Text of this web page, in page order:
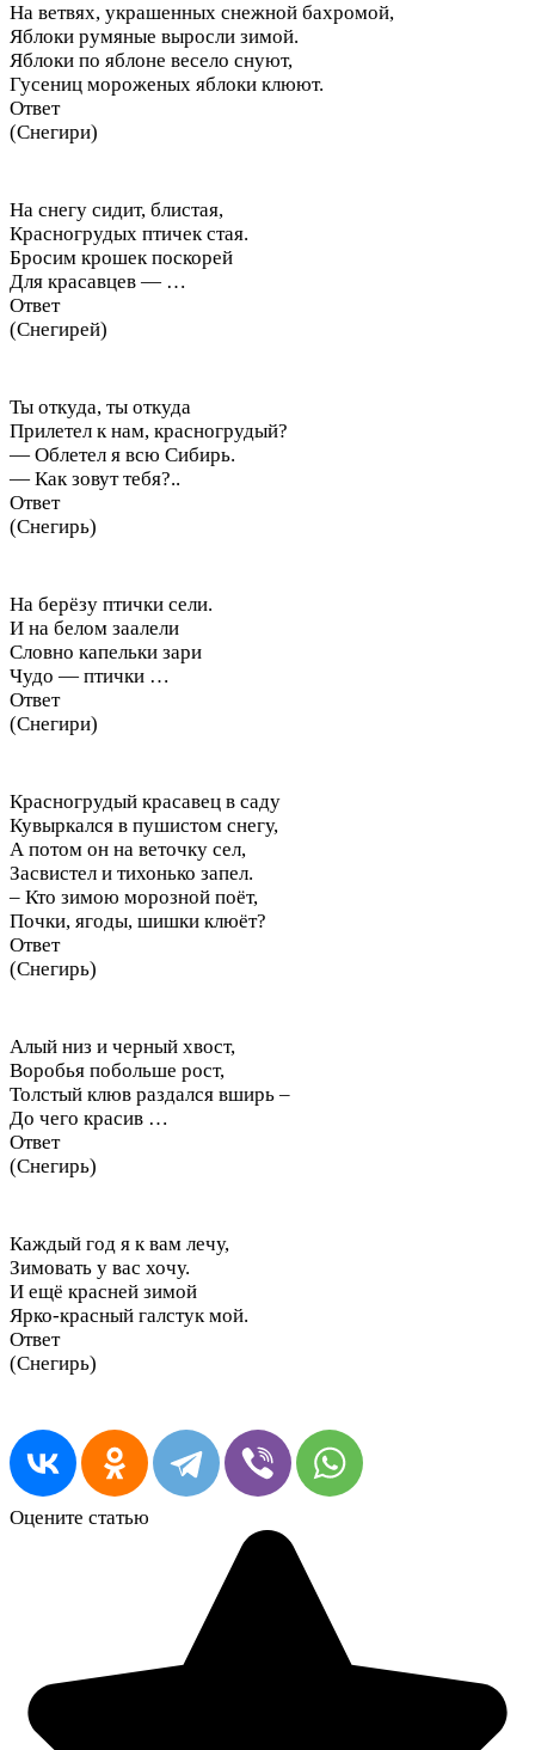
На ветвях, украшенных снежной бахромой,
Яблоки румяные выросли зимой.
Яблоки по яблоне весело снуют,
Гусениц мороженых яблоки клюют.
Ответ
(Снегири)
На снегу сидит, блистая,
Красногрудых птичек стая.
Бросим крошек поскорей
Для красавцев — …
Ответ
(Снегирей)
Ты откуда, ты откуда
Прилетел к нам, красногрудый?
— Облетел я всю Сибирь.
— Как зовут тебя?..
Ответ
(Снегирь)
На берёзу птички сели.
И на белом заалели
Словно капельки зари
Чудо — птички …
Ответ
(Снегири)
Красногрудый красавец в саду
Кувыркался в пушистом снегу,
А потом он на веточку сел,
Засвистел и тихонько запел.
– Кто зимою морозной поёт,
Почки, ягоды, шишки клюёт?
Ответ
(Снегирь)
Алый низ и черный хвост,
Воробья побольше рост,
Толстый клюв раздался вширь –
До чего красив …
Ответ
(Снегирь)
Каждый год я к вам лечу,
Зимовать у вас хочу.
И ещё красней зимой
Ярко-красный галстук мой.
Ответ
(Снегирь)
Оцените статью